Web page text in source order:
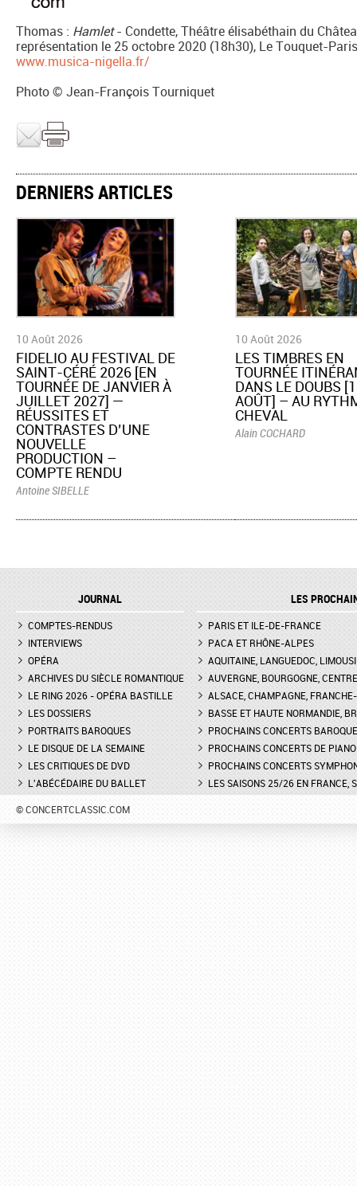
Thomas : Hamlet- Condette, Théâtre élisabéthain du
représentation le 25 octobre 2020 (18h30), Le Touquet-
www.musica-nigella.fr/
Photo © Jean-François Tourniquet
DERNIERS ARTICLES
10 Août 2026
FIDELIO AU FESTIVAL DE
SAINT-CÉRÉ 2026 [EN
TOURNÉE DE JANVIER À
JUILLET 2027] —
RÉUSSITES ET
CONTRASTES D’UNE
NOUVELLE
PRODUCTION –
COMPTE RENDU
Antoine SIBELLE
10 Août 2026
​LES TIMBRES EN
TOURNÉE
DANS LE DOUBS
AOÛT] – AU
CHEVAL
Alain COCHARD
JOURNAL
COMPTES-RENDUS
INTERVIEWS
OPÉRA
ARCHIVES DU SIÈCLE ROMANTIQUE
LE RING 2026 - OPÉRA BASTILLE
LES DOSSIERS
PORTRAITS BAROQUES
LE DISQUE DE LA SEMAINE
LES CRITIQUES DE DVD
L'ABÉCÉDAIRE DU BALLET
LES
PARIS ET ILE-DE-FRANCE
PACA ET RHÔNE-ALPES
AQUITAINE, LANGUEDOC,
AUVERGNE, BOURGOGNE, CENTRE
ALSACE, CHAMPAGNE,
BASSE ET HAUTE NORMANDIE,
PROCHAINS CONCERTS
PROCHAINS CONCERTS DE PIANO
PROCHAINS CONCERTS
LES SAISONS 25/26 EN FRANCE,
© CONCERTCLASSIC.COM